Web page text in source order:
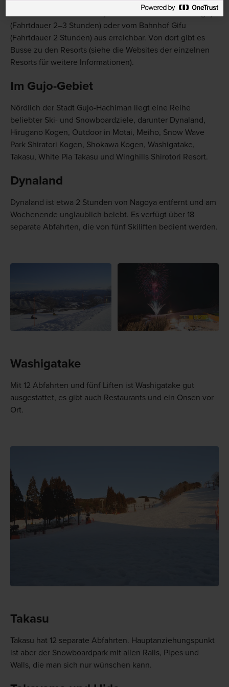
der Bahn über die JR Takayama Line vom Bahnhof Nagoya
(Fahrtdauer 2–3 Stunden) oder vom Bahnhof Gifu
(Fahrtdauer 2 Stunden) aus erreichbar. Von dort gibt es
Busse zu den Resorts (siehe die Websites der einzelnen
Resorts für weitere Informationen).
Im Gujo-Gebiet
Nördlich der Stadt Gujo-Hachiman liegt eine Reihe
beliebter Ski- und Snowboardziele, darunter Dynaland,
Hirugano Kogen, Outdoor in Motai, Meiho, Snow Wave
Park Shiratori Kogen, Shokawa Kogen, Washigatake,
Takasu, White Pia Takasu und Winghills Shirotori Resort.
Dynaland
Dynaland ist etwa 2 Stunden von Nagoya entfernt und am
Wochenende unglaublich belebt. Es verfügt über 18
separate Abfahrten, die von fünf Skiliften bedient werden.
Washigatake
Mit 12 Abfahrten und fünf Liften ist Washigatake gut
ausgestattet, es gibt auch Restaurants und ein Onsen vor
Ort.
Takasu
Takasu hat 12 separate Abfahrten. Hauptanziehungspunkt
ist aber der Snowboardpark mit allen Rails, Pipes und
Walls, die man sich nur wünschen kann.